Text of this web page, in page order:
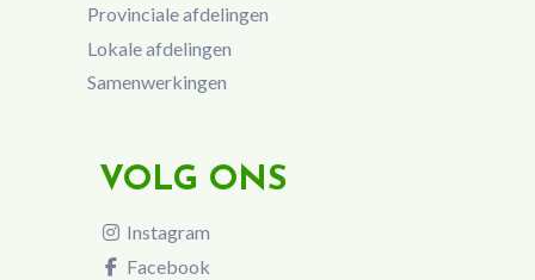
Provinciale afdelingen
Lokale afdelingen
Samenwerkingen
VOLG ONS
Instagram
Facebook